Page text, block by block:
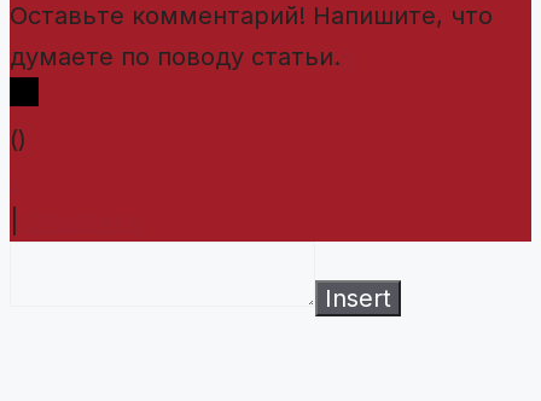
Оставьте комментарий! Напишите, что
думаете по поводу статьи.
()
Insert